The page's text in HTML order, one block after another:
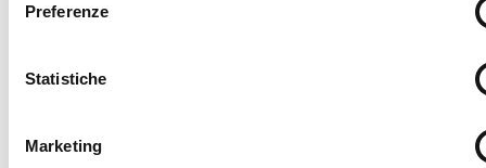
Preferenze
Statistiche
Marketing